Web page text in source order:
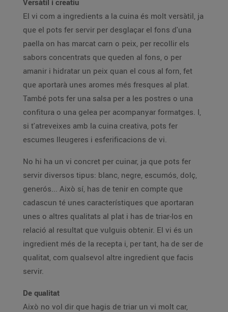
Versàtil i creatiu
El vi com a ingredients a la cuina és molt versàtil, ja
que el pots fer servir per desglaçar el fons d'una
paella on has marcat carn o peix, per recollir els
sabors concentrats que queden al fons, o per
amanir i hidratar un peix quan el cous al forn, fet
que aportarà unes aromes més fresques al plat.
També pots fer una salsa per a les postres o una
confitura o una gelea per acompanyar formatges. I,
si t'atreveixes amb la cuina creativa, pots fer
escumes lleugeres i esferificacions de vi.
No hi ha un vi concret per cuinar, ja que pots fer
servir diversos tipus: blanc, negre, escumós, dolç,
generós... Això sí, has de tenir en compte que
cadascun té unes característiques que aportaran
unes o altres qualitats al plat i has de triar-los en
relació al resultat que vulguis obtenir. El vi és un
ingredient més de la recepta i, per tant, ha de ser de
qualitat, com qualsevol altre ingredient que facis
servir.
De qualitat
Això no vol dir que hagis de triar un vi molt car,